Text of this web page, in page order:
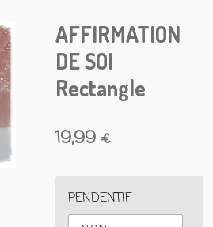
AFFIRMATION
DE SOI
Rectangle
19,99 €
PENDENTIF